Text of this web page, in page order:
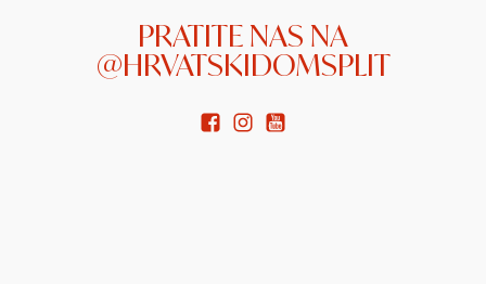
PRATITE NAS NA
@HRVATSKIDOMSPLIT